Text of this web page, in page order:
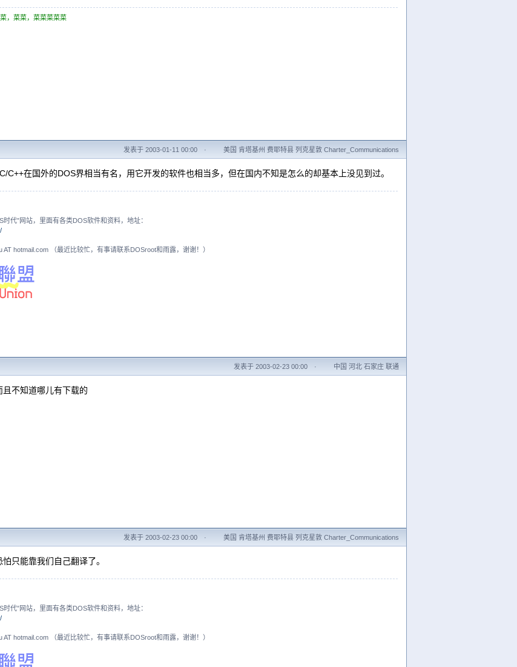
，菜菜，菜菜菜菜菜
发表于 2003-01-11 00:00 · 美国 肯塔基州 费耶特县 列克星敦 Charter_Communications
C++在国外的DOS界相当有名，用它开发的软件也相当多，但在国内不知是怎么的却基本上没见到过。
代”网站，里面有各类DOS软件和资料，地址：
AT hotmail.com （最近比较忙，有事请联系DOSroot和雨露，谢谢！）
发表于 2003-02-23 00:00 · 中国 河北 石家庄 联通
不知道哪儿有下载的
发表于 2003-02-23 00:00 · 美国 肯塔基州 费耶特县 列克星敦 Charter_Communications
只能靠我们自己翻译了。
代”网站，里面有各类DOS软件和资料，地址：
AT hotmail.com （最近比较忙，有事请联系DOSroot和雨露，谢谢！）